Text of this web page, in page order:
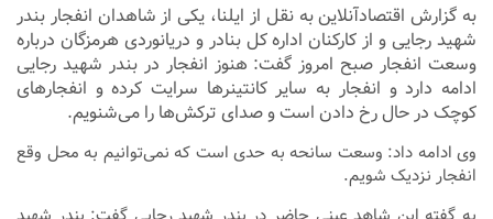
به گزارش اقتصادآنلاین به نقل از ایلنا، یکی از شاهدان انفجار بندر
شهید رجایی و از کارکنان اداره کل بنادر و دریانوردی هرمزگان درباره
وسعت انفجار صبح امروز گفت: هنوز انفجار در بندر شهید رجایی
ادامه دارد و انفجار به سایر کانتینر‌ها سرایت کرده و انفجار‌های
کوچک در حال رخ دادن است و صدای ترکش‌ها را می‌شنویم.
وی ادامه داد: وسعت سانحه به حدی است که نمی‌توانیم به محل وقع
انفجار نزدیک شویم.